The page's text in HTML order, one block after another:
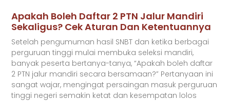
Apakah Boleh Daftar 2 PTN Jalur Mandiri
Sekaligus? Cek Aturan Dan Ketentuannya
Setelah pengumuman hasil SNBT dan ketika berbagai
perguruan tinggi mulai membuka seleksi mandiri,
banyak peserta bertanya-tanya, “Apakah boleh daftar
2 PTN jalur mandiri secara bersamaan?” Pertanyaan ini
sangat wajar, mengingat persaingan masuk perguruan
tinggi negeri semakin ketat dan kesempatan lolos